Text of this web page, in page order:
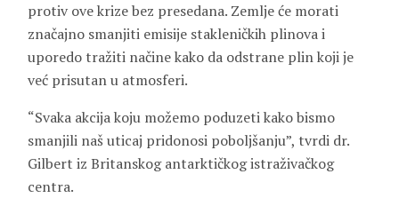
protiv ove krize bez presedana. Zemlje će morati
značajno smanjiti emisije stakleničkih plinova i
uporedo tražiti načine kako da odstrane plin koji je
već prisutan u atmosferi.
“Svaka akcija koju možemo poduzeti kako bismo
smanjili naš uticaj pridonosi poboljšanju”, tvrdi dr.
Gilbert iz Britanskog antarktičkog istraživačkog
centra.